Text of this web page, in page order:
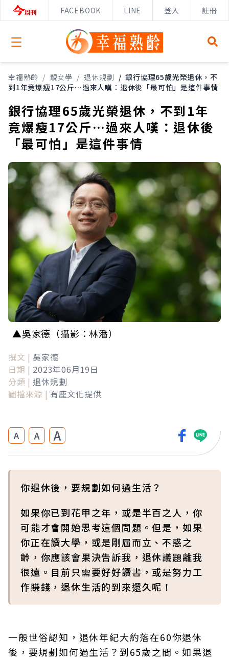
FACEBOOK LINE 登入 註冊
Open menu
幸福熟齡 / 靚女學 / 退休規劃 / 銀行協理65歲光榮退休，不
到1年竟爆瘦17公斤…過來人嘆：退休後「最可怕」是這件事情
銀行協理65歲光榮退休，不到1年
竟爆瘦17公斤…過來人嘆：退休後
「最可怕」是這件事情
▲吳家德（攝影：林潘）
撰文 | 吳家德
日期 | 2023年06月19日
分類 | 退休規劃
圖檔來源 | 有鹿文化提供
A A A
你退休後，要規劃如何過生活？
如果你已到花甲之年，或是半百之人，你
可能才會開始思考這個問題。但是，如果
你正在讀大學，或是剛屆而立、不惑之
齡，你應該會果決告訴我，退休議題離我
很遠。目前只需要好好讀書，或是努力工
作賺錢，退休生活的到來還久呢！
一般世俗認知，退休年紀大約落在60你退休
後，要規劃如何過生活？到65歲之間。如果退